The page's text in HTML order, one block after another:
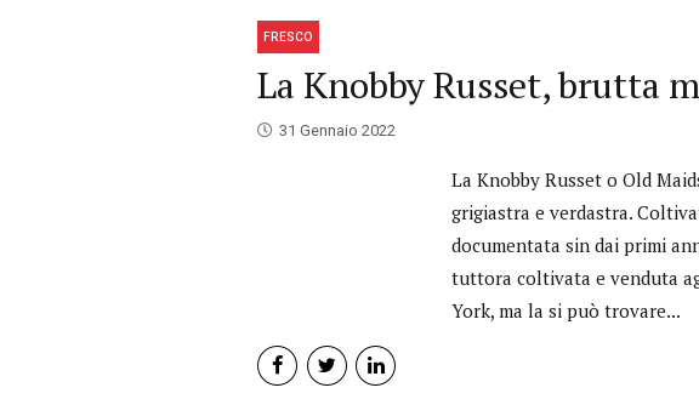
FRESCO
La Knobby Russet, brutta
31 Gennaio 2022
La Knobby Russet o Old
grigiastra e verdastra.
documentata sin dai primi
tuttora coltivata e venduta
York, ma la si può trovare...